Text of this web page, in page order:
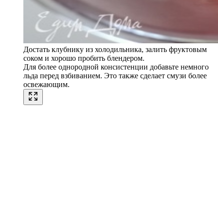
Достать клубнику из холодильника, залить фруктовым
соком и хорошо пробить блендером.
Для более однородной консистенции добавьте немного
льда перед взбиванием. Это также сделает смузи более
освежающим.